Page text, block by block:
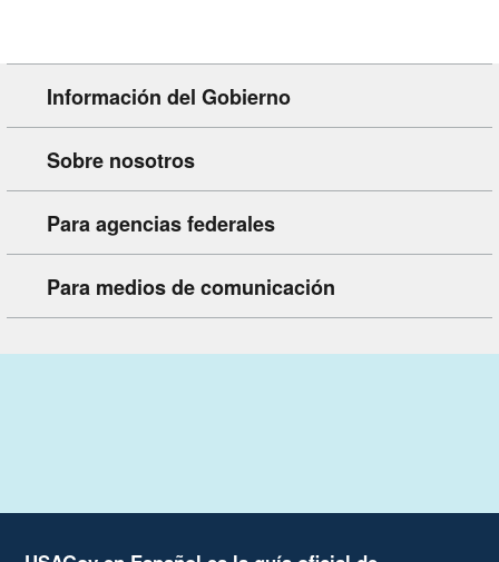
Información del Gobierno
Sobre nosotros
Para agencias federales
Para medios de comunicación